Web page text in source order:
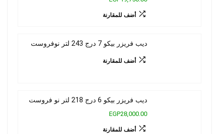
أضف للمقارنة
ديب فريزر بيكو 7 درج 243 لتر نوفروست
أضف للمقارنة
ديب فريزر بيكو 6 درج 218 لتر نو فروست
EGP28,000.00
أضف للمقارنة